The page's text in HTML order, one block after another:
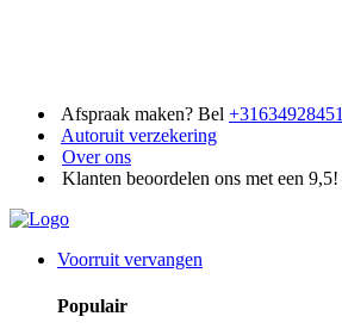
Afspraak maken? Bel +31634928451
Autoruit verzekering
Over ons
Klanten beoordelen ons met een 9,5!
Voorruit vervangen
Populair